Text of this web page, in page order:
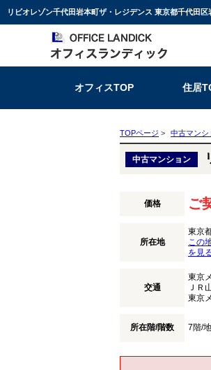
オフィスTOP 住居
TOPページ > 中古マンシ
中古マンション
価格 ご
所在地
東京
この
を見
交通
東京
ＪＲ
東京
所在階/階数 7階/